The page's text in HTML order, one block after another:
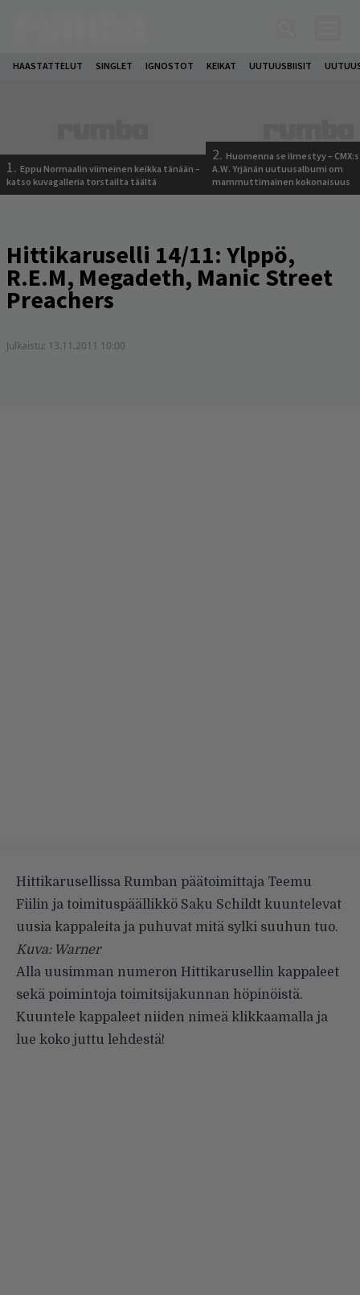
HAASTATTELUT SINGLET IGNOSTOT KEIKAT UUTUUSBIISIT
1. Eppu Normaalin viimeinen keikka tänään –
katso kuvagalleria torstailta täältä
2. Huomenna se ilmestyy –
A.W. Yrjänän uutuusalbumi om
mammuttimainen kokonaisuus
Hittikaruselli 14/11: Ylppö,
R.E.M, Megadeth, Manic Street
Preachers
Julkaistu: 13.11.2011 10:00
Hittikarusellissa Rumban päätoimittaja Teemu
Fiilin ja toimituspäällikkö Saku Schildt kuuntelevat
uusia kappaleita ja puhuvat mitä sylki suuhun tuo.
Kuva: Warner
Alla uusimman numeron Hittikarusellin kappaleet
sekä poimintoja toimitsijakunnan höpinöistä.
Kuuntele kappaleet niiden nimeä klikkaamalla ja
lue koko juttu lehdestä!